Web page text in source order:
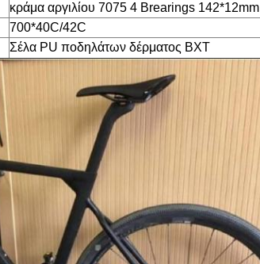
κράμα αργιλίου 7075 4 Brearings 142*12mm
700*40C/42C
Σέλα PU ποδηλάτων δέρματος BXT